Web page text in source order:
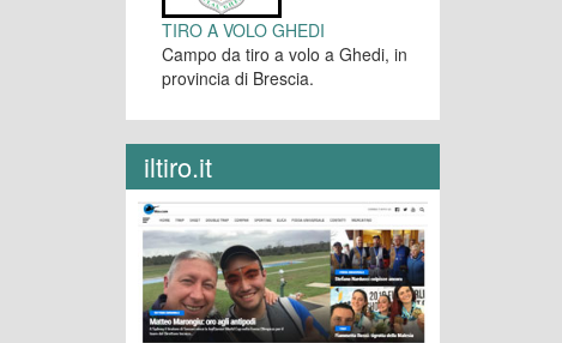
TIRO A VOLO GHEDI
Campo da tiro a volo a Ghedi, in
provincia di Brescia.
iltiro.it